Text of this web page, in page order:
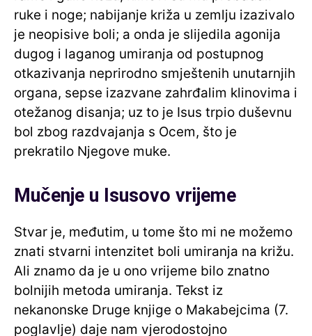
ruke i noge; nabijanje križa u zemlju izazivalo
je neopisive boli; a onda je slijedila agonija
dugog i laganog umiranja od postupnog
otkazivanja neprirodno smještenih unutarnjih
organa, sepse izazvane zahrđalim klinovima i
otežanog disanja; uz to je Isus trpio duševnu
bol zbog razdvajanja s Ocem, što je
prekratilo Njegove muke.
Mučenje u Isusovo vrijeme
Stvar je, međutim, u tome što mi ne možemo
znati stvarni intenzitet boli umiranja na križu.
Ali znamo da je u ono vrijeme bilo znatno
bolnijih metoda umiranja. Tekst iz
nekanonske Druge knjige o Makabejcima (7.
poglavlje) daje nam vjerodostojno